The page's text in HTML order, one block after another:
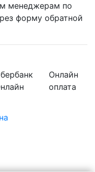
менеджерам по
форму обратной
Онлайн
оплата